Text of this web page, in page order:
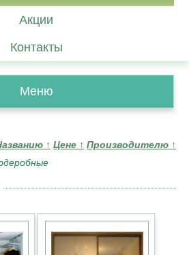
Акции
Контакты
Меню
↑ Цене ↑ Производителю ↑